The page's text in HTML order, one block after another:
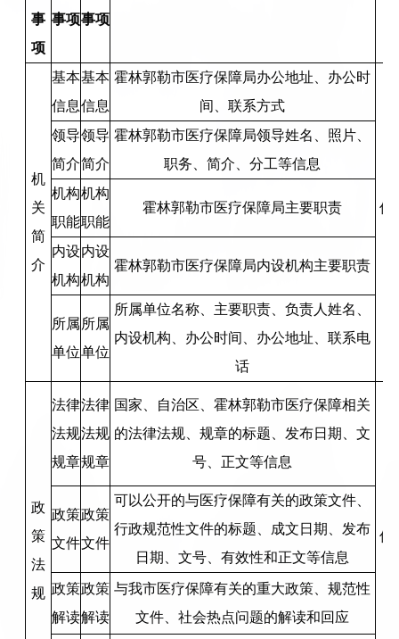
事
项
事项事项
机
关
简
介
基本
信息
基本
信息
霍林郭勒市医疗保障局办公地址、办公时
间、联系方式
信
领导
简介
领导
简介
霍林郭勒市医疗保障局领导姓名、照片、
职务、简介、分工等信息
机构
职能
机构
职能
霍林郭勒市医疗保障局主要职责
内设
机构
内设
机构
霍林郭勒市医疗保障局内设机构主要职责
所属
单位
所属
单位
所属单位名称、主要职责、负责人姓名、
内设机构、办公时间、办公地址、联系电
话
政
策
法
规
法律
法规
规章
法律
法规
规章
国家、自治区、霍林郭勒市医疗保障相关
的法律法规、规章的标题、发布日期、文
号、正文等信息
信
政策
文件
政策
文件
可以公开的与医疗保障有关的政策文件、
行政规范性文件的标题、成文日期、发布
日期、文号、有效性和正文等信息
政策
解读
政策
解读
与我市医疗保障有关的重大政策、规范性
文件、社会热点问题的解读和回应